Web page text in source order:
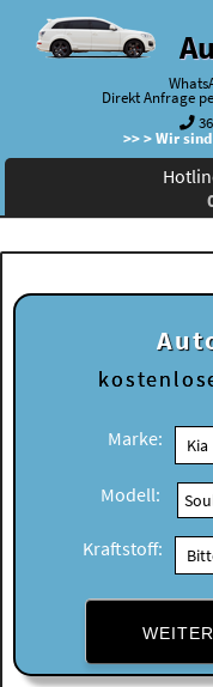
Direkt Anfrage
>> > Wir
Marke:
Modell:
Kraftstoff: